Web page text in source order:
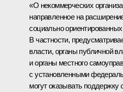
«О некоммерческих
направленное на
социально
В частности,
власти, органы публичной
и органы местного
с установленными
могут оказывать